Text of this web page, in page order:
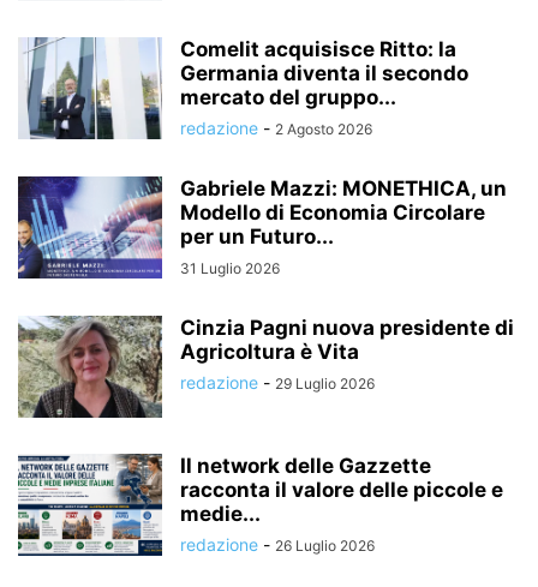
Comelit acquisisce Ritto: la
Germania diventa il secondo
mercato del gruppo...
redazione - 2 Agosto 2026
Gabriele Mazzi: MONETHICA, un
Modello di Economia Circolare
per un Futuro...
31 Luglio 2026
Cinzia Pagni nuova presidente di
Agricoltura è Vita
redazione - 29 Luglio 2026
Il network delle Gazzette
racconta il valore delle piccole e
medie...
redazione - 26 Luglio 2026